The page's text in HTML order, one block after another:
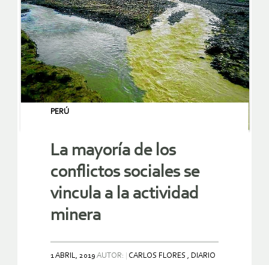
PERÚ
La mayoría de los
conflictos sociales se
vincula a la actividad
minera
1 ABRIL, 2019 AUTOR:
CARLOS FLORES , DIARIO